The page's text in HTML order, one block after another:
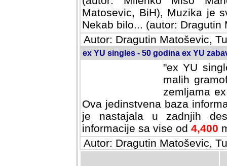
Muzika je svirala (autor:
(autor: Dragutin Matosevic,
Autor: Dragutin Matoševic,
ex YU singles - 50 godina ex YU
"ex YU
malih
zemljama
Ova jedinstvena baza
je nastajala u zadnjih
informacije sa vise od 4,400
Autor: Dragutin Matoševic,